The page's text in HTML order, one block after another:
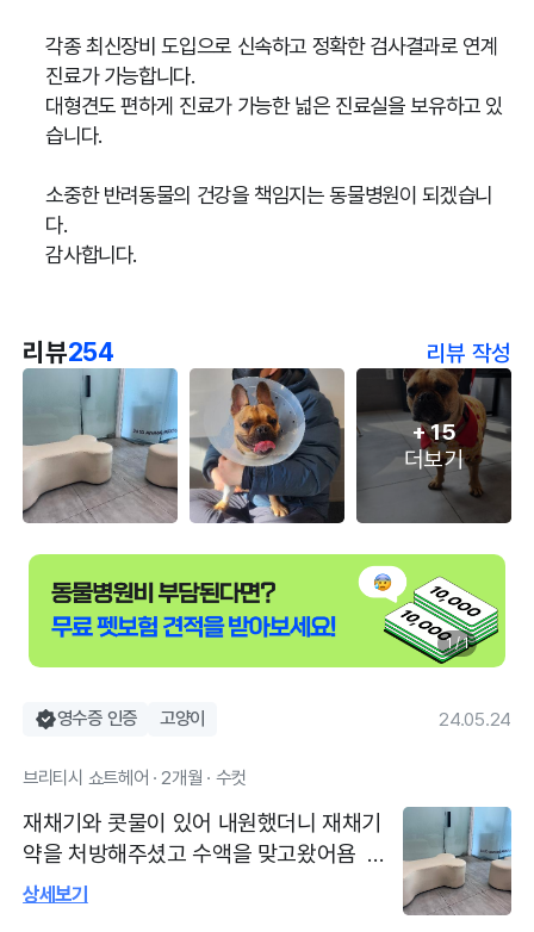
각종 최신장비 도입으로 신속하고 정확한 검사결과로 연계
진료가 가능합니다.
대형견도 편하게 진료가 가능한 넓은 진료실을 보유하고 있
습니다.
소중한 반려동물의 건강을 책임지는 동물병원이 되겠습니
다.
감사합니다.
리뷰254 리뷰 작성
+15
더보기
1 / 1
영수증 인증 고양이 24.05.24
브리티시 쇼트헤어 · 2개월 · 수컷
재채기와 콧물이 있어 내원했더니 재채기
약을 처방해주셨고 수액을 맞고왔어욤 자
주 물설사를 해서 검사를 여러가지 받고, 설
상세보기